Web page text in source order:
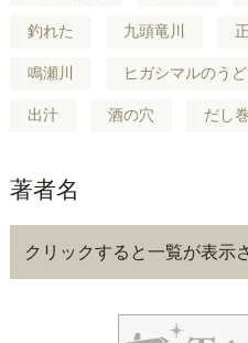
釣れた 九頭竜川
鳴瀬川 ヒガシマルのう
出汁 酒の穴 だし
著者名
クリックすると一覧が表示